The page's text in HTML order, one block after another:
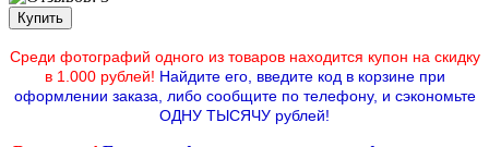
Среди фотографий одного из товаров находится купон на скидку
в 1.000 рублей! Найдите его, введите код в корзине при
оформлении заказа, либо сообщите по телефону, и сэкономьте
ОДНУ ТЫСЯЧУ рублей!